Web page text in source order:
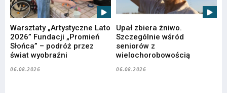
Warsztaty „Artystyczne Lato
2026” Fundacji „Promień
Słońca” – podróż przez
świat wyobraźni
06.08.2026
Upał zbiera żniwo.
Szczególnie wśród
seniorów z
wielochorobowością
06.08.2026